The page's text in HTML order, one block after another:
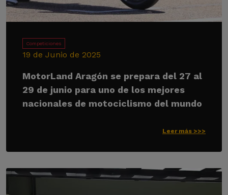
Competiciones
19 de Junio de 2025
MotorLand Aragón se prepara del 27 al
29 de junio para uno de los mejores
nacionales de motociclismo del mundo
Leer más >>>